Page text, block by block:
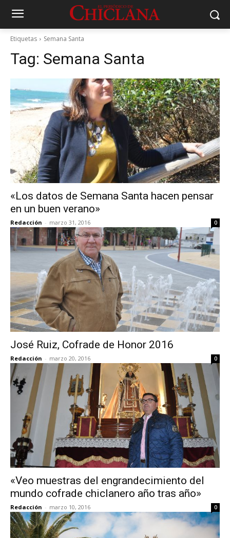
Etiquetas Semana Santa
Tag: Semana Santa
«Los datos de Semana Santa hacen pensar
en un buen verano»
Redacción - marzo 31, 2016 0
José Ruiz, Cofrade de Honor 2016
Redacción - marzo 20, 2016 0
«Veo muestras del engrandecimiento del
mundo cofrade chiclanero año tras año»
Redacción - marzo 10, 2016 0